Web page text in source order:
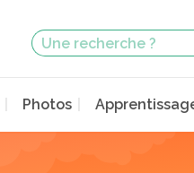
Photos